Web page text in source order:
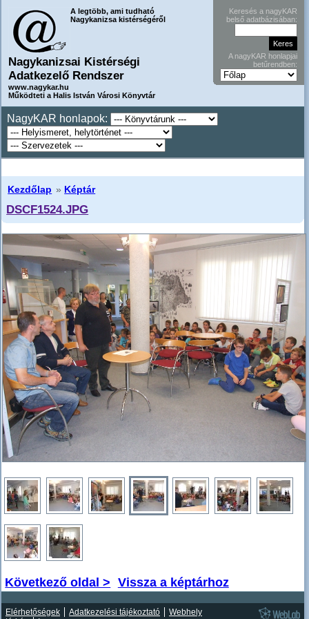
A legtöbb, ami tudható
Nagykanizsa kistérségéről
Nagykanizsai Kistérségi
Adatkezelő Rendszer
www.nagykar.hu
Működteti a Halis István Városi Könyvtár
Keresés a nagyKAR
belső adatbázisában:
A nagyKAR honlapjai
betűrendben:
NagyKAR honlapok:
Kezdőlap » Képtár
DSCF1524.JPG
Következő oldal > Vissza a képtárhoz
Elérhetőségek Adatkezelési tájékoztató
Webhely